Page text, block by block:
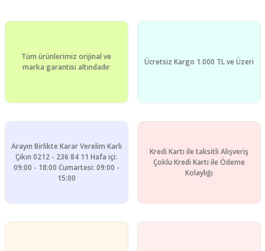
Tüm ürünlerimiz orijinal ve
marka garantisi altındadır
Ücretsiz Kargo 1.000 TL ve Üzeri
Arayın Birlikte Karar Verelim Karlı
Çıkın 0212 - 236 84 11 Hafa içi:
09:00 - 18:00 Cumartesi: 09:00 -
15:00
Kredi Kartı ile taksitli Alışveriş
Çoklu Kredi Kartı ile Ödeme
Kolaylığı